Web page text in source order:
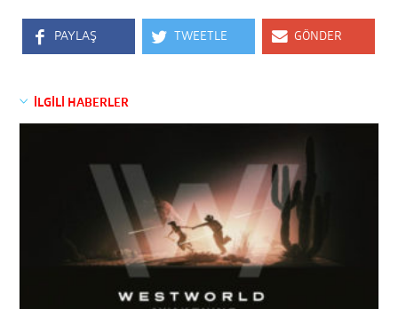
PAYLAŞ TWEETLE GÖNDER
İLGİLİ HABERLER